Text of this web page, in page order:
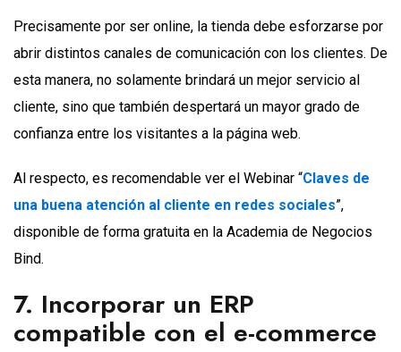
Precisamente por ser online, la tienda debe esforzarse por
abrir distintos canales de comunicación con los clientes. De
esta manera, no solamente brindará un mejor servicio al
cliente, sino que también despertará un mayor grado de
confianza entre los visitantes a la página web.
Al respecto, es recomendable ver el Webinar “Claves de
una buena atención al cliente en redes sociales”,
disponible de forma gratuita en la Academia de Negocios
Bind.
7. Incorporar un ERP
compatible con el e-commerce